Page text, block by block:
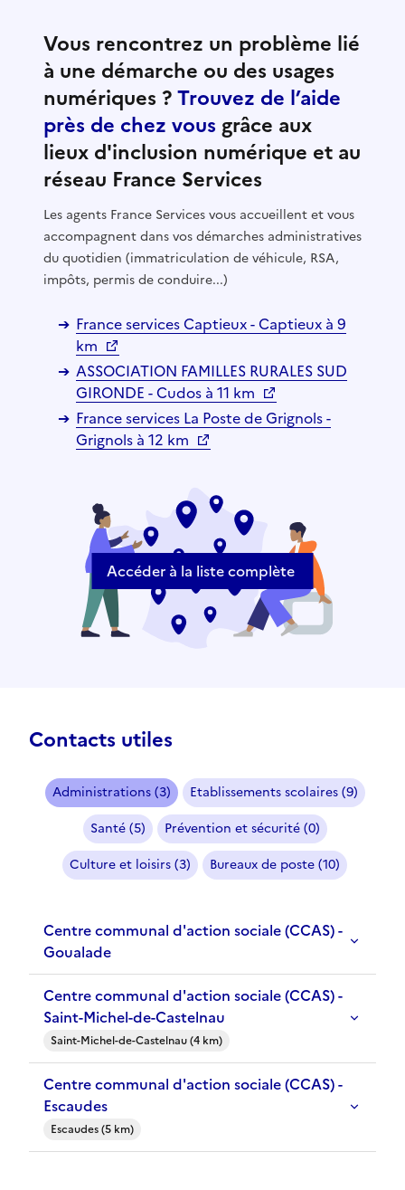
Vous rencontrez un problème lié
à une démarche ou des usages
numériques ?Trouvez de l’aide
près de chez vous grâce aux
lieux d'inclusion numérique et au
réseau France Services
Les agents France Services vous accueillent et vous
accompagnent dans vos démarches administratives
du quotidien (immatriculation de véhicule, RSA,
impôts, permis de conduire...)
France services Captieux - Captieux à 9
km
ASSOCIATION FAMILLES RURALES SUD
GIRONDE - Cudos à 11 km
France services La Poste de Grignols -
Grignols à 12 km
Accéder à la liste complète
Contacts utiles
Administrations (3)
Etablissements scolaires (9)
Santé (5)
Prévention et sécurité (0)
Culture et loisirs (3)
Bureaux de poste (10)
Centre communal d'action sociale (CCAS) -
Goualade
Centre communal d'action sociale (CCAS) -
Saint-Michel-de-Castelnau
Saint-Michel-de-Castelnau (4 km)
Centre communal d'action sociale (CCAS) -
Escaudes
Escaudes (5 km)